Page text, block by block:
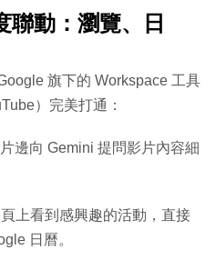
動：瀏覽、日
旗下的 Workspace 工具
）完美打通：
邊向 Gemini 提問影片內容細
上看到感興趣的活動，直接
日曆。